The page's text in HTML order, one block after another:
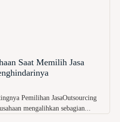
Saat Memilih Jasa
Pemilihan JasaOutsourcing
mengalihkan sebagian...